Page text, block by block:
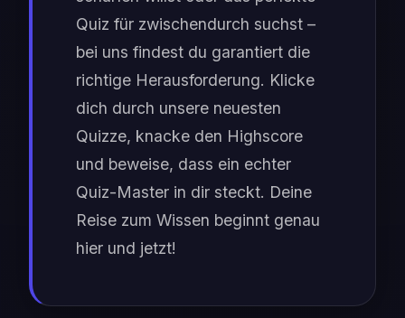
Quiz für zwischendurch suchst –
bei uns findest du garantiert die
richtige Herausforderung. Klicke
dich durch unsere neuesten
Quizze, knacke den Highscore
und beweise, dass ein echter
Quiz-Master in dir steckt. Deine
Reise zum Wissen beginnt genau
hier und jetzt!